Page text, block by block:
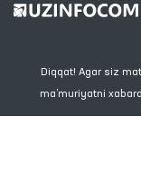
Diqqat! Agar siz
ma’muriyatni